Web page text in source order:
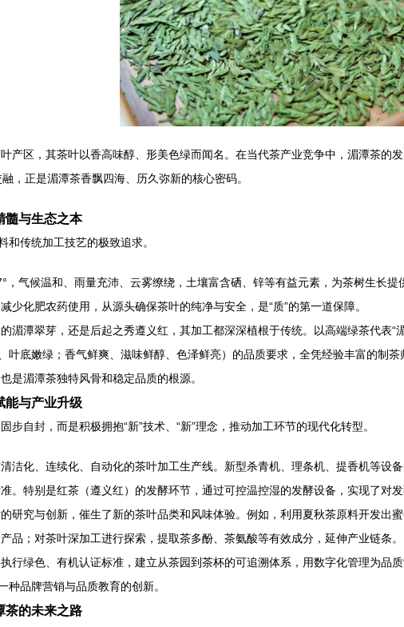
产区，其茶叶以香高味醇、形美色绿而闻名。在当代茶产业竞争中，湄潭茶的
融，正是湄潭茶香飘四海、历久弥新的核心密码。
髓与生态之本
和传统加工技艺的极致追求。
，气候温和、雨量充沛、云雾缭绕，土壤富含硒、锌等有益元素，为茶树生长
少化肥农药使用，从源头确保茶叶的纯净与安全，是“质”的第一道保障。
的湄潭翠芽，还是后起之秀遵义红，其加工都深深植根于传统。以高端绿茶代表
叶底嫩绿；香气鲜爽、滋味鲜醇、色泽鲜亮）的品质要求，全凭经验丰富的制
是湄潭茶独特风骨和稳定品质的根源。
能与产业升级
步自封，而是积极拥抱“新”技术、“新”理念，推动加工环节的现代化转型。
清洁化、连续化、自动化的茶叶加工生产线。新型杀青机、理条机、提香机等
。特别是红茶（遵义红）的发酵环节，通过可控温控湿的发酵设备，实现了对
的研究与创新，催生了新的茶叶品类和风味体验。例如，利用夏秋茶原料开发
品；对茶叶深加工进行探索，提取茶多酚、茶氨酸等有效成分，延伸产业链条。
行绿色、有机认证标准，建立从茶园到茶杯的可追溯体系，用数字化管理为品
种品牌营销与品质教育的创新。
茶的未来之路